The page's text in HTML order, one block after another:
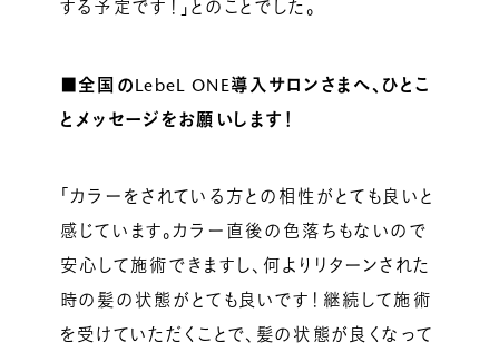
する予定です！」とのことでした。
■全国のLebeL ONE導入サロンさまへ、ひとこ
とメッセージをお願いします！
「カラーをされている方との相性がとても良いと
感じています。カラー直後の色落ちもないので
安心して施術できますし、何よりリターンされた
時の髪の状態がとても良いです！継続して施術
を受けていただくことで、髪の状態が良くなって